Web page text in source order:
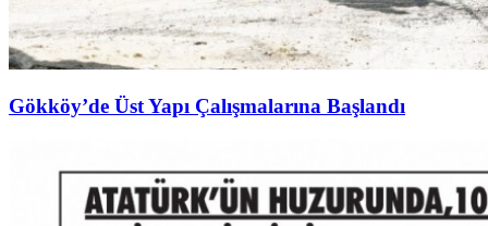
Gökköy’de Üst Yapı Çalışmalarına Başlandı